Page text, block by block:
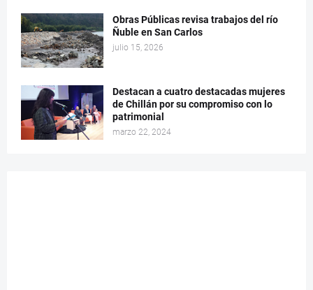
Obras Públicas revisa trabajos del río
Ñuble en San Carlos
julio 15, 2026
Destacan a cuatro destacadas mujeres
de Chillán por su compromiso con lo
patrimonial
marzo 22, 2024